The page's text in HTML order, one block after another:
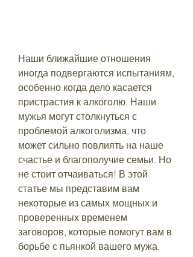
Наши ближайшие отношения
иногда подвергаются испытаниям,
особенно когда дело касается
пристрастия к алкоголю. Наши
мужья могут столкнуться с
проблемой алкоголизма, что
может сильно повлиять на наше
счастье и благополучие семьи. Но
не стоит отчаиваться! В этой
статье мы представим вам
некоторые из самых мощных и
проверенных временем
заговоров, которые помогут вам в
борьбе с пьянкой вашего мужа.